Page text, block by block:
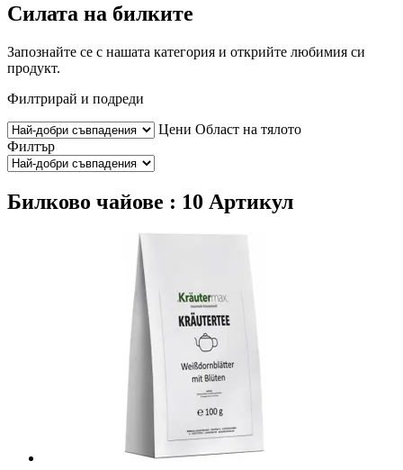
Силата на билките
Запознайте се с нашата категория и открийте любимия си
продукт.
Филтрирай и подреди
Цени Област на тялото
Филтър
Билково чайове : 10 Артикул